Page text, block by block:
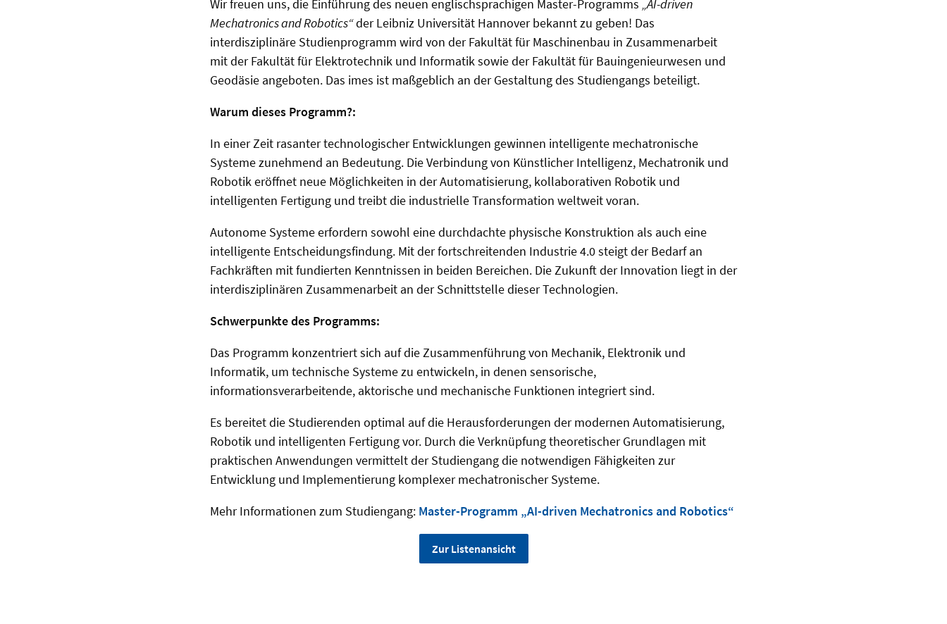
Wir freuen uns, die Einführung des neuen englischsprachigen Master-Programms „AI-driven
Mechatronics and Robotics“der Leibniz Universität Hannover bekannt zu geben! Das
interdisziplinäre Studienprogramm wird von der Fakultät für Maschinenbau in Zusammenarbeit
mit der Fakultät für Elektrotechnik und Informatik sowie der Fakultät für Bauingenieurwesen und
Geodäsie angeboten. Das imes ist maßgeblich an der Gestaltung des Studiengangs beteiligt.
Warum dieses Programm?:
In einer Zeit rasanter technologischer Entwicklungen gewinnen intelligente mechatronische
Systeme zunehmend an Bedeutung. Die Verbindung von Künstlicher Intelligenz, Mechatronik und
Robotik eröffnet neue Möglichkeiten in der Automatisierung, kollaborativen Robotik und
intelligenten Fertigung und treibt die industrielle Transformation weltweit voran.
Autonome Systeme erfordern sowohl eine durchdachte physische Konstruktion als auch eine
intelligente Entscheidungsfindung. Mit der fortschreitenden Industrie 4.0 steigt der Bedarf an
Fachkräften mit fundierten Kenntnissen in beiden Bereichen. Die Zukunft der Innovation liegt in der
interdisziplinären Zusammenarbeit an der Schnittstelle dieser Technologien.
Schwerpunkte des Programms:
Das Programm konzentriert sich auf die Zusammenführung von Mechanik, Elektronik und
Informatik, um technische Systeme zu entwickeln, in denen sensorische,
informationsverarbeitende, aktorische und mechanische Funktionen integriert sind.
Es bereitet die Studierenden optimal auf die Herausforderungen der modernen Automatisierung,
Robotik und intelligenten Fertigung vor. Durch die Verknüpfung theoretischer Grundlagen mit
praktischen Anwendungen vermittelt der Studiengang die notwendigen Fähigkeiten zur
Entwicklung und Implementierung komplexer mechatronischer Systeme.
Mehr Informationen zum Studiengang: Master-Programm „AI-driven Mechatronics and Robotics“
Zur Listenansicht